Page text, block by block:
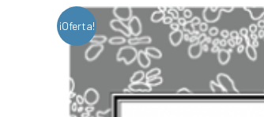
¡Oferta!